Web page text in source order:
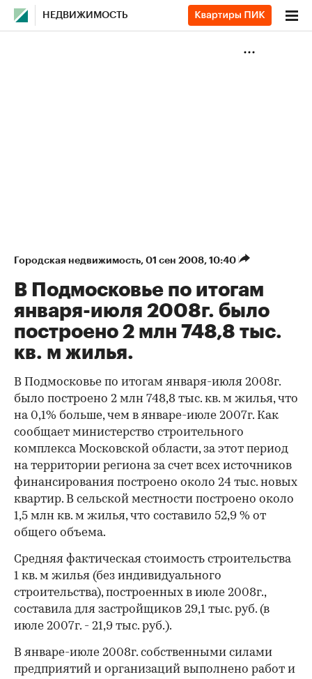
НЕДВИЖИМОСТЬ
Городская недвижимость⁠, 01 сен 2008, 10:40
В Подмосковье по итогам
января-июля 2008г. было
построено 2 млн 748,8 тыс.
кв. м жилья.
В Подмосковье по итогам января-июля 2008г.
было построено 2 млн 748,8 тыс. кв. м жилья, что
на 0,1% больше, чем в январе-июле 2007г. Как
сообщает министерство строительного
комплекса Московской области, за этот период
на территории региона за счет всех источников
финансирования построено около 24 тыс. новых
квартир. В сельской местности построено около
1,5 млн кв. м жилья, что составило 52,9 % от
общего объема.
Средняя фактическая стоимость строительства
1 кв. м жилья (без индивидуального
строительства), построенных в июле 2008г.,
составила для застройщиков 29,1 тыс. руб. (в
июле 2007г. - 21,9 тыс. руб.).
В январе-июле 2008г. собственными силами
предприятий и организаций выполнено работ и